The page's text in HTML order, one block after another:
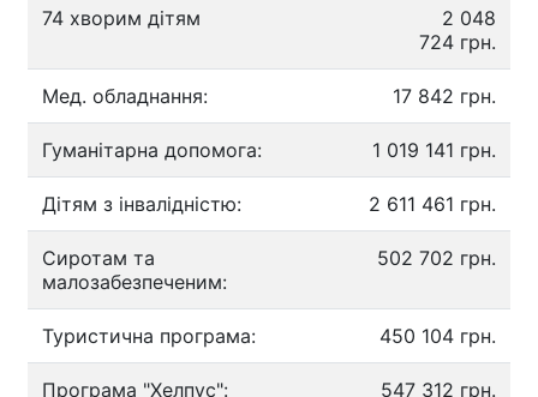
74 хворим дітям
2 048
724 грн.
Мед. обладнання: 17 842 грн.
Гуманітарна допомога: 1 019 141 грн.
Дітям з інвалідністю: 2 611 461 грн.
Сиротам та
малозабезпеченим:
502 702 грн.
Туристична програма: 450 104 грн.
Програма "Хелпус": 547 312 грн.